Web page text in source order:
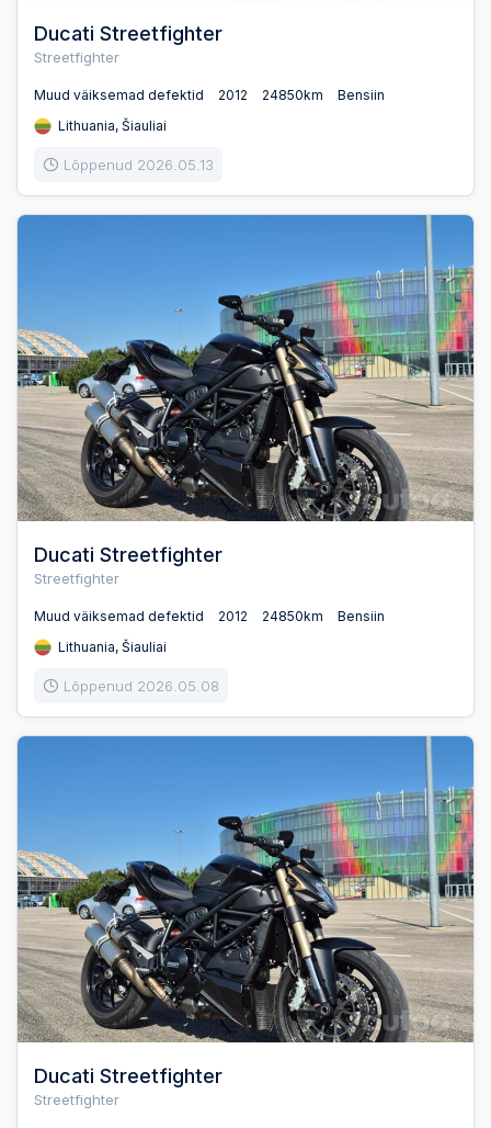
Ducati Streetfighter
Streetfighter
Muud väiksemad defektid 2012 24850km
Bensiin
Lithuania, Šiauliai
Lõppenud 2026.05.13
Ducati Streetfighter
Streetfighter
Muud väiksemad defektid 2012 24850km
Bensiin
Lithuania, Šiauliai
Lõppenud 2026.05.08
Ducati Streetfighter
Streetfighter